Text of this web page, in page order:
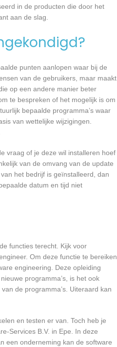
in de producten die door het
aan de slag.
punten aanlopen waar bij de
van de gebruikers, maar maakt
op een andere manier beter
te bespreken of het mogelijk is om
bepaalde programma’s waar
van wettelijke wijzigingen.
vraag of je deze wil installeren hoef
van de omvang van de update
het bedrijf is geïnstalleerd, dan
datum en tijd niet
functies terecht. Kijk voor
Om deze functie te bereiken
engineering. Deze opleiding
programma’s, is het ook
de programma’s. Uiteraard kan
en testen er van. Toch heb je
Services B.V. in Epe. In deze
een onderneming kan de software